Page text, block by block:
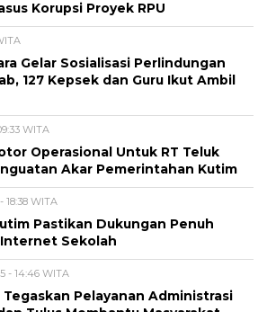
Korupsi Proyek RPU
Gelar Sosialisasi Perlindungan
127 Kepsek dan Guru Ikut Ambil
WITA
Operasional Untuk RT Teluk
Akar Pemerintahan Kutim
18:38 WITA
Pastikan Dukungan Penuh
Sekolah
- 14:46 WITA
Pelayanan Administrasi